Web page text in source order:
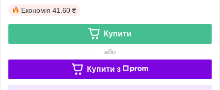
Економія 41.60 ₴
Купити
або
Купити з